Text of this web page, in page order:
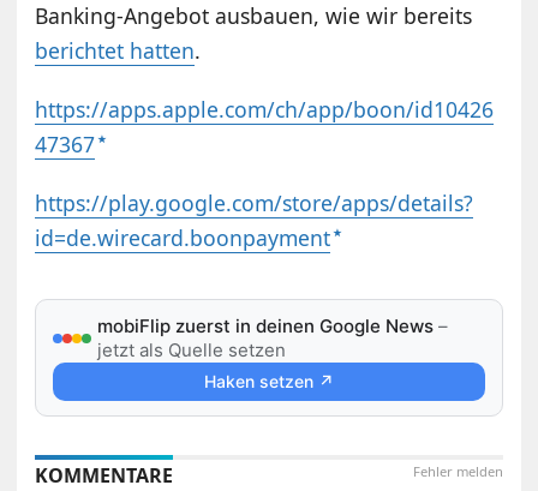
Banking-Angebot ausbauen, wie wir bereits
berichtet hatten.
https://apps.apple.com/ch/app/boon/id10426
47367
https://play.google.com/store/apps/details?
id=de.wirecard.boonpayment
mobiFlip zuerst in deinen Google News –
jetzt als Quelle setzen
Haken setzen ↗
Fehler melden
KOMMENTARE